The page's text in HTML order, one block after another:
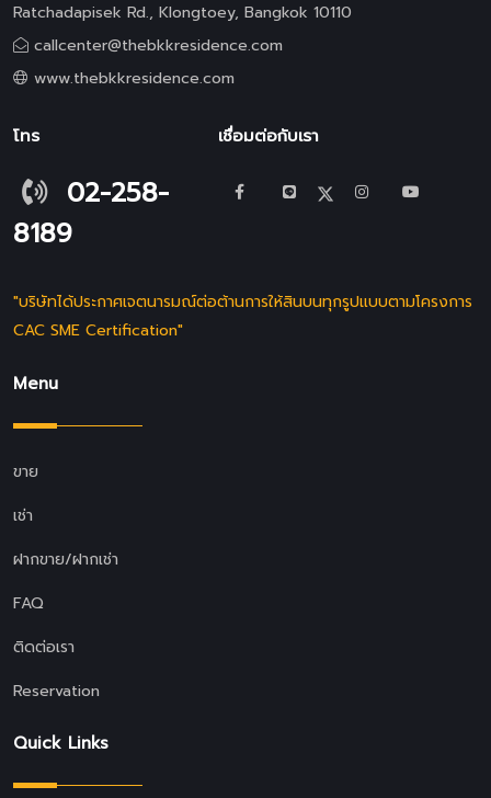
Ratchadapisek Rd., Klongtoey, Bangkok 10110
callcenter@thebkkresidence.com
www.thebkkresidence.com
โทร
02-258-
8189
เชื่อมต่อกับเรา
"บริษัทได้ประกาศเจตนารมณ์ต่อต้านการให้สินบนทุกรูปแบบตามโครงการ
CAC SME Certification"
Menu
ขาย
เช่า
ฝากขาย/ฝากเช่า
FAQ
ติดต่อเรา
Reservation
Quick Links